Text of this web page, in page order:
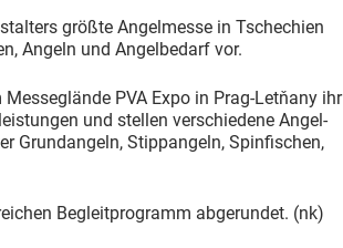
größte Angelmesse in Tschechien
Angeln und Angelbedarf vor.
PVA Expo in Prag-Letňany ihr
und stellen verschiedene Angel-
Grundangeln, Stippangeln, Spinfischen,
Begleitprogramm abgerundet. (nk)